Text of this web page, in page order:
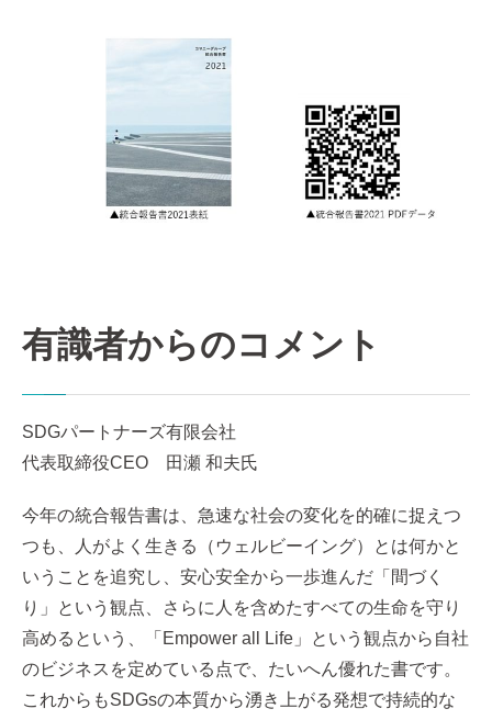
有識者からのコメント
SDGパートナーズ有限会社
代表取締役CEO 田瀬 和夫氏
今年の統合報告書は、急速な社会の変化を的確に捉えつ
つも、人がよく生きる（ウェルビーイング）とは何かと
いうことを追究し、安心安全から一歩進んだ「間づく
り」という観点、さらに人を含めたすべての生命を守り
高めるという、「Empower all Life」という観点から自社
のビジネスを定めている点で、たいへん優れた書です。
これからもSDGsの本質から湧き上がる発想で持続的な